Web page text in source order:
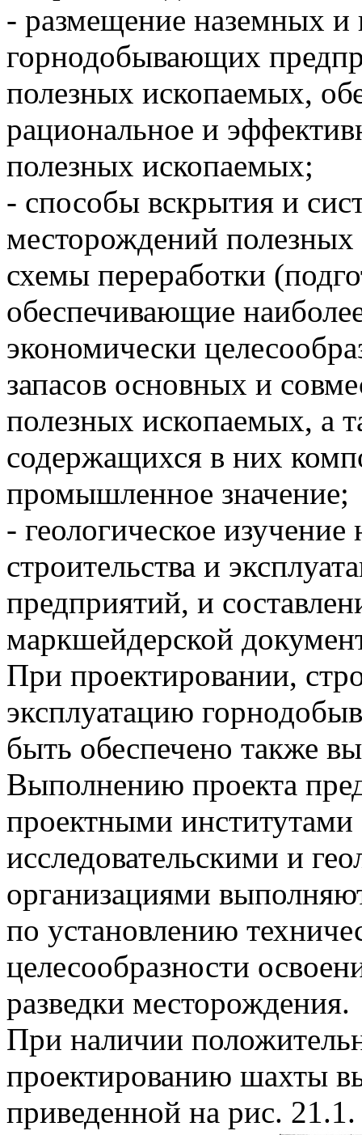
- размещение наземных
горнодобывающих
полезных ископаемых,
рациональное и
полезных ископаемых;
- способы вскрытия и
месторождений
схемы переработки
обеспечивающие
экономически
запасов основных и
полезных ископаемых, а
содержащихся в них
промышленное значение;
- геологическое
строительства и
предприятий, и
маркшейдерской
При проектировании,
эксплуатацию
быть обеспечено также
Выполнению проекта
проектными институтами
исследовательскими и
организациями
по установлению
целесообразности
разведки месторождения.
При наличии
проектированию шахты
приведенной на рис. 21.1.